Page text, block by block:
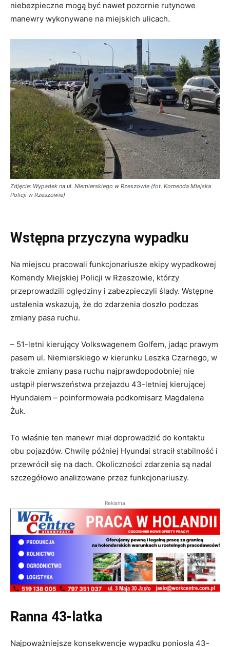
niebezpieczne mogą być nawet pozornie rutynowe
manewry wykonywane na miejskich ulicach.
Zdjęcie: Wypadek na ul. Niemierskiego w Rzeszowie (fot. Komenda Miejska
Policji w Rzeszowie)
Wstępna przyczyna wypadku
Na miejscu pracowali funkcjonariusze ekipy wypadkowej
Komendy Miejskiej Policji w Rzeszowie, którzy
przeprowadzili oględziny i zabezpieczyli ślady. Wstępne
ustalenia wskazują, że do zdarzenia doszło podczas
zmiany pasa ruchu.
– 51-letni kierujący Volkswagenem Golfem, jadąc prawym
pasem ul. Niemierskiego w kierunku Leszka Czarnego, w
trakcie zmiany pasa ruchu najprawdopodobniej nie
ustąpił pierwszeństwa przejazdu 43-letniej kierującej
Hyundaiem – poinformowała podkomisarz Magdalena
Żuk.
To właśnie ten manewr miał doprowadzić do kontaktu
obu pojazdów. Chwilę później Hyundai stracił stabilność i
przewrócił się na dach. Okoliczności zdarzenia są nadal
szczegółowo analizowane przez funkcjonariuszy.
Reklama
Ranna 43-latka
Najpoważniejsze konsekwencje wypadku poniosła 43-